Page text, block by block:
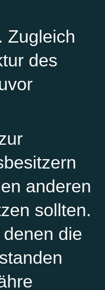
Zugleich
des
anderen
sollten.
die